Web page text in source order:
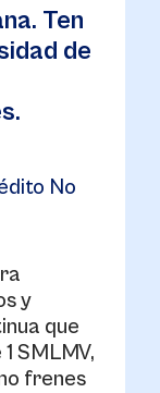
Ten
de
No
y
que
SMLMV,
frenes